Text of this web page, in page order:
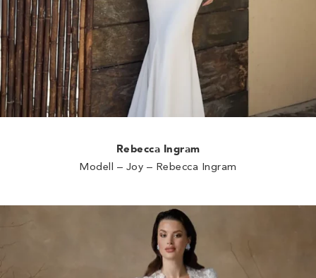
Rebecca Ingram
Modell – Joy – Rebecca Ingram